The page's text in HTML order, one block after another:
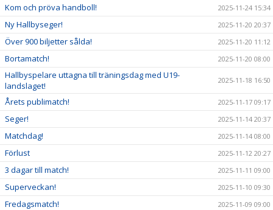
Kom och pröva handboll! 2025-11-24 15:34
Ny Hallbyseger! 2025-11-20 20:37
Över 900 biljetter sålda! 2025-11-20 11:12
Bortamatch! 2025-11-20 08:00
Hallbyspelare uttagna till träningsdag med U19-
landslaget!
2025-11-18 16:50
Årets publimatch! 2025-11-17 09:17
Seger! 2025-11-14 20:37
Matchdag! 2025-11-14 08:00
Förlust 2025-11-12 20:27
3 dagar till match! 2025-11-11 09:00
Superveckan! 2025-11-10 09:30
Fredagsmatch! 2025-11-09 09:00